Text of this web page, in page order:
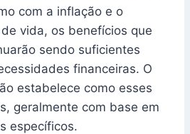
com a inflação e o
vida, os benefícios que
sendo suficientes
financeiras. O
estabelece como esses
geralmente com base em
específicos.